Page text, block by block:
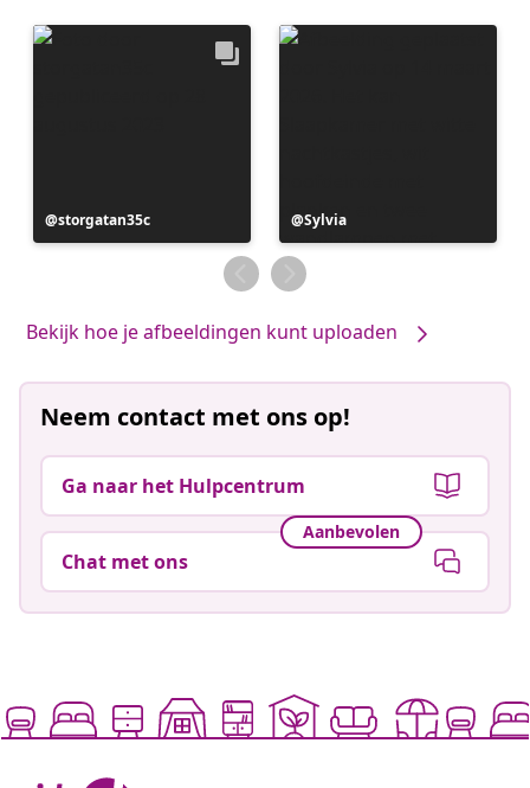
Bericht
gepubliceerd
storgatan35c
Bericht
gepubliceerd
door
Sylvia
Bekijk hoe je afbeeldingen kunt uploaden
Neem contact met ons op!
Ga naar het Hulpcentrum
Aanbevolen
Chat met ons